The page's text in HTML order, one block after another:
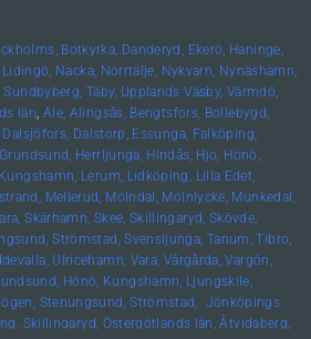
Botkyrka, Danderyd, Ekerö, Haninge,
Lidingö, Nacka, Norrtälje, Nykvarn, Nynäshamn,
Sundbyberg, Täby, Upplands Väsby, Värmdö,
län, Ale, Alingsås, Bengtsfors, Bollebygd,
Dalsjöfors, Dalstorp, Essunga, Falköping,
Grundsund, Herrljunga, Hindås, Hjo, Hönö,
Kungshamn, Lerum, Lidköping, Lilla Edet,
Mellerud, Mölndal, Mölnlycke, Munkedal,
Skärhamn, Skee, Skillingaryd, Skövde,
Strömstad, Svensljunga, Tanum, Tibro,
Ulricehamn, Vara, Vårgårda, Vargön,
Hönö, Kungshamn, Ljungskile,
Stenungsund, Strömstad, Jönköpings
Skillingaryd, Östergötlands län, Åtvidaberg,